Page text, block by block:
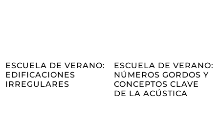
ESCUELA DE VERANO:
EDIFICACIONES
IRREGULARES
ESCUELA DE VERANO:
NÚMEROS GORDOS Y
CONCEPTOS CLAVE
DE LA ACÚSTICA